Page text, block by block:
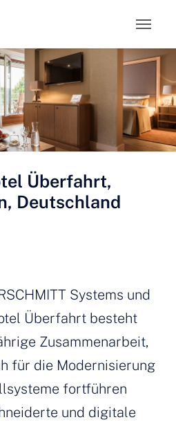
Überfahrt,
Deutschland
Systems und
Überfahrt besteht
Zusammenarbeit,
für die Modernisierung
fortführen
und digitale